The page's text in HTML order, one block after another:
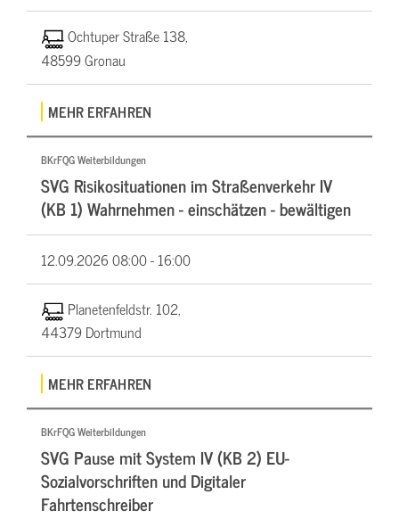
Ochtuper Straße 138,
48599 Gronau
MEHR ERFAHREN
BKrFQG Weiterbildungen
SVG Risikosituationen im Straßenverkehr IV
(KB 1) Wahrnehmen - einschätzen - bewältigen
12.09.202608:00 - 16:00
Planetenfeldstr. 102,
44379 Dortmund
MEHR ERFAHREN
BKrFQG Weiterbildungen
SVG Pause mit System IV (KB 2) EU-
Sozialvorschriften und Digitaler
Fahrtenschreiber